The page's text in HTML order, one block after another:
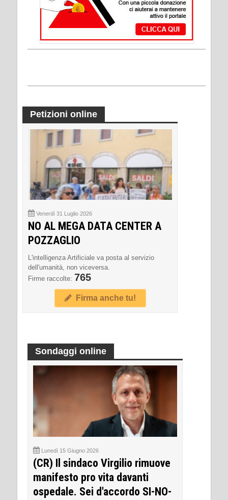
Petizioni online
Venerdì 31 Luglio 2026
NO AL MEGA DATA CENTER A
POZZAGLIO
L'intelligenza Artificiale va posta al servizio
dell'umanità, non viceversa.
Firme raccolte: 765
Firma anche tu!
Sondaggi online
Lunedì 15 Giugno 2026
(CR) Il sindaco Virgilio rimuove
manifesto pro vita davanti
ospedale. Sei d'accordo SI-NO-